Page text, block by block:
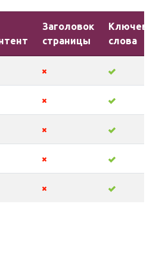
Заголовок
страницы
Ключевые
слова